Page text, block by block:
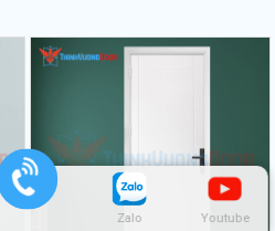
Zalo Youtube